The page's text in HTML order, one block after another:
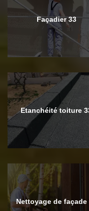
Façadier 33
Etanchéité toiture
Nettoyage de façade